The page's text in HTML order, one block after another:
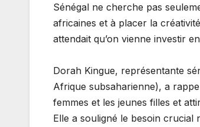
Sénégal ne cherche pas
africaines et à placer la
attendait qu’on vienne investir
​Dorah Kingue, représentante
Afrique subsaharienne), a
femmes et les jeunes filles et
​Elle a souligné le besoin crucial